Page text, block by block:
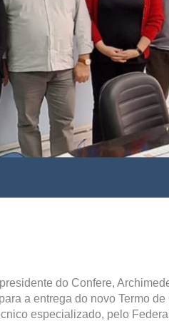
do Confere,
a entrega do novo Termo
especializado, pelo